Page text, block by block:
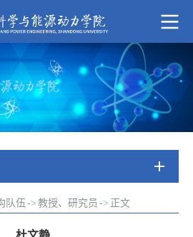
队伍 -> 教授、研究员 -> 正文